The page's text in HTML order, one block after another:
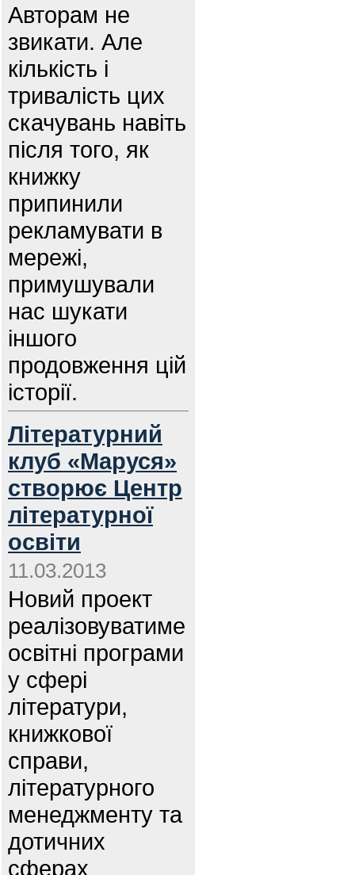
Авторам не
звикати. Але
кількість і
тривалість цих
скачувань навіть
після того, як
книжку
припинили
рекламувати в
мережі,
примушували
нас шукати
іншого
продовження цій
історії.
Літературний
клуб «Маруся»
створює Центр
літературної
освіти
11.03.2013
Новий проект
реалізовуватиме
освітні програми
у сфері
літератури,
книжкової
справи,
літературного
менеджменту та
дотичних
сферах